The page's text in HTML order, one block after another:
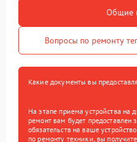
Общие
Вопросы по ремонту
Какие документы вы
На этапе приема устройства на
ремонт вам будет предоставлен
обязательств на ваше
по ремонту техники, вы